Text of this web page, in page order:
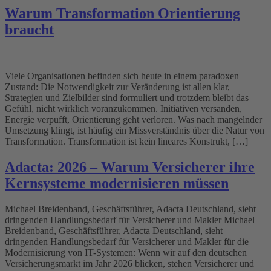
Warum Transformation Orientierung
braucht
Viele Organisationen befinden sich heute in einem paradoxen
Zustand: Die Notwendigkeit zur Veränderung ist allen klar,
Strategien und Zielbilder sind formuliert und trotzdem bleibt das
Gefühl, nicht wirklich voranzukommen. Initiativen versanden,
Energie verpufft, Orientierung geht verloren. Was nach mangelnder
Umsetzung klingt, ist häufig ein Missverständnis über die Natur von
Transformation. Transformation ist kein lineares Konstrukt, […]
Adacta: 2026 – Warum Versicherer ihre
Kernsysteme modernisieren müssen
Michael Breidenband, Geschäftsführer, Adacta Deutschland, sieht
dringenden Handlungsbedarf für Versicherer und Makler Michael
Breidenband, Geschäftsführer, Adacta Deutschland, sieht
dringenden Handlungsbedarf für Versicherer und Makler für die
Modernisierung von IT-Systemen: Wenn wir auf den deutschen
Versicherungsmarkt im Jahr 2026 blicken, stehen Versicherer und